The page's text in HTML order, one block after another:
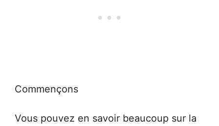
Commençons
Vous pouvez en savoir beaucoup sur la